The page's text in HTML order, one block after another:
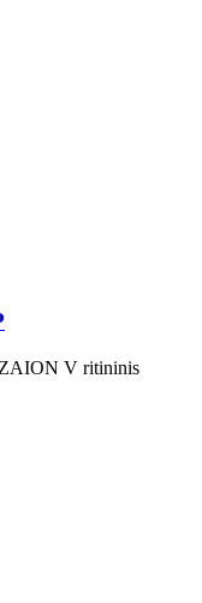
V ritininis